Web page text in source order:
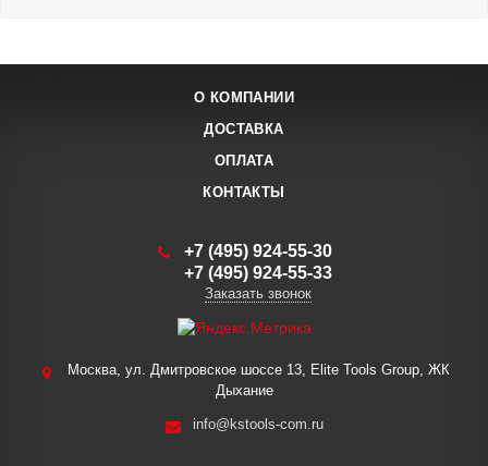
О КОМПАНИИ
ДОСТАВКА
ОПЛАТА
КОНТАКТЫ
+7 (495) 924-55-30
+7 (495) 924-55-33
Заказать звонок
Москва, ул. Дмитровское шоссе 13, Elite Tools Group, ЖК
Дыхание
info@kstools-com.ru